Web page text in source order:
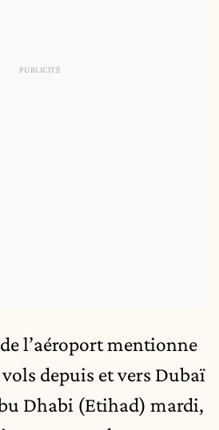
l’aéroport mentionne
depuis et vers Dubaï
Dhabi (Etihad) mardi,